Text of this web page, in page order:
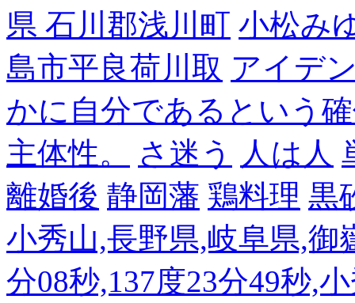
県 石川郡浅川町 小松み
島市平良荷川取 アイデ
かに自分であるという
主体性。
さ迷う 人は人
離婚後 静岡藩 鶏料理 黒
小秀山,長野県,岐阜県,御
分08秒,137度23分49秒,